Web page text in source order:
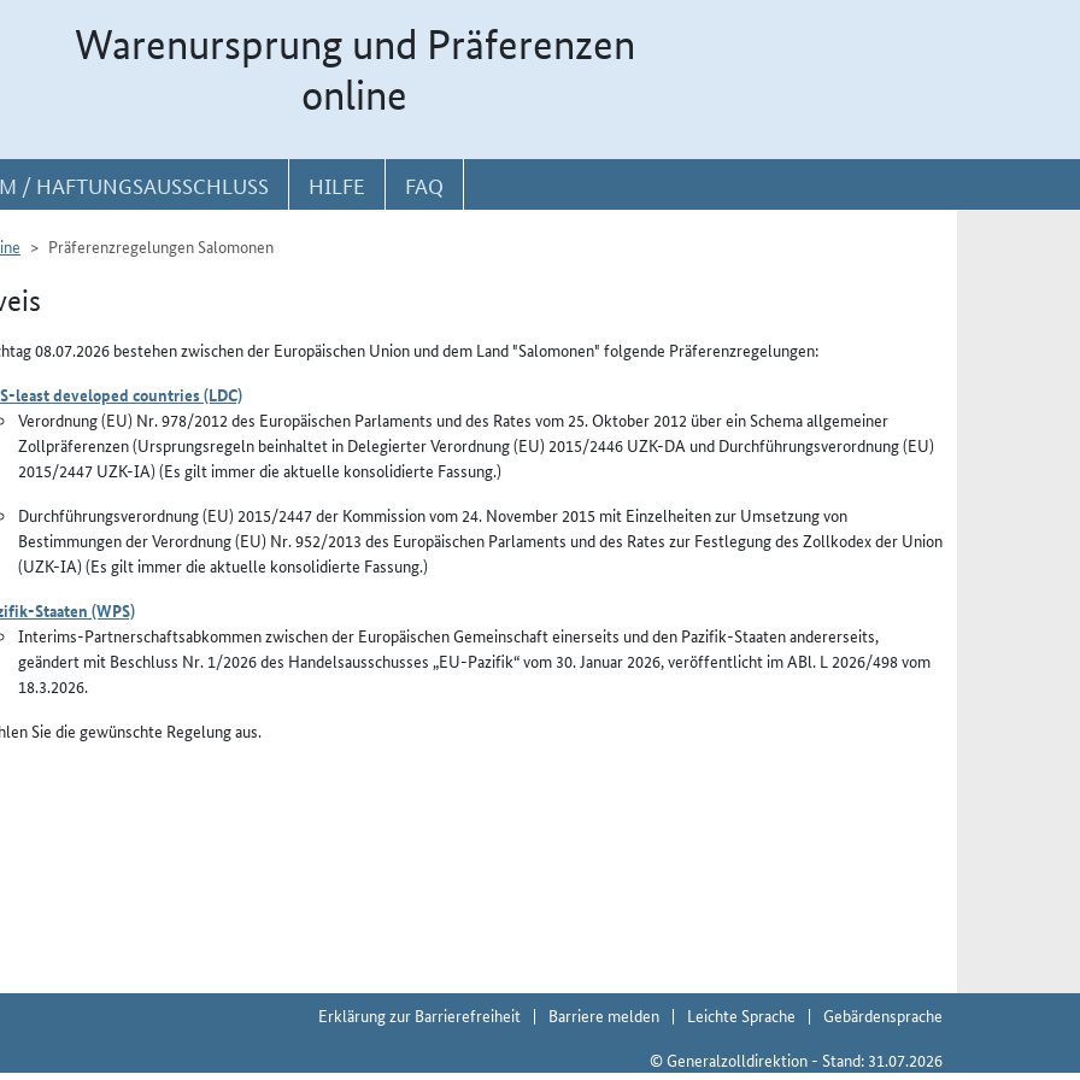
Warenursprung und Präferenzen
online
/ HAFTUNGSAUSSCHLUSS HILFE FAQ
Präferenzregelungen Salomonen
08.07.2026 bestehen zwischen der Europäischen Union und dem Land "Salomonen" folgende Präferenzregelungen:
least developed countries (LDC)
Verordnung (EU) Nr. 978/2012 des Europäischen Parlaments und des Rates vom 25. Oktober 2012 über ein Schema allgemeiner
Zollpräferenzen (Ursprungsregeln beinhaltet in Delegierter Verordnung (EU) 2015/2446 UZK-DA und Durchführungsverordnung (EU)
2015/2447 UZK-IA) (Es gilt immer die aktuelle konsolidierte Fassung.)
Durchführungsverordnung (EU) 2015/2447 der Kommission vom 24. November 2015 mit Einzelheiten zur Umsetzung von
Bestimmungen der Verordnung (EU) Nr. 952/2013 des Europäischen Parlaments und des Rates zur Festlegung des Zollkodex der Union
(UZK-IA) (Es gilt immer die aktuelle konsolidierte Fassung.)
Staaten (WPS)
Interims-Partnerschaftsabkommen zwischen der Europäischen Gemeinschaft einerseits und den Pazifik-Staaten andererseits,
geändert mit Beschluss Nr. 1/2026 des Handelsausschusses „EU-Pazifik“ vom 30. Januar 2026, veröffentlicht im ABl. L 2026/498 vom
18.3.2026.
Sie die gewünschte Regelung aus.
Erklärung zur Barrierefreiheit Barriere melden Leichte Sprache
Gebärdensprache
© Generalzolldirektion - Stand: 31.07.2026